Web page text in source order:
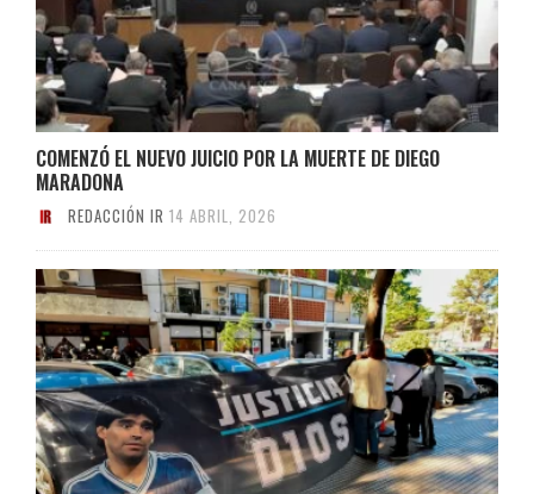
COMENZÓ EL NUEVO JUICIO POR LA MUERTE DE DIEGO
MARADONA
REDACCIÓN IR 14 ABRIL, 2026